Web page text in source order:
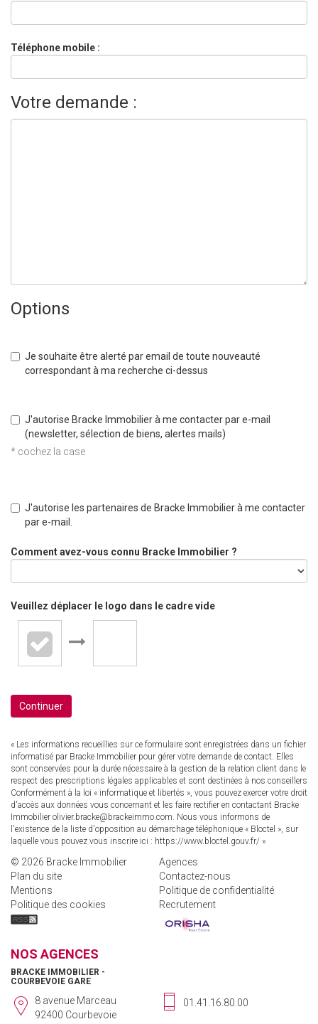
Téléphone mobile :
Votre demande :
Options
Je souhaite être alerté par email de toute nouveauté
correspondant à ma recherche ci-dessus
J'autorise Bracke Immobilier à me contacter par e-mail
(newsletter, sélection de biens, alertes mails)
* cochez la case
J'autorise les partenaires de Bracke Immobilier à me contacter
par e-mail.
Comment avez-vous connu Bracke Immobilier ?
Veuillez déplacer le logo dans le cadre vide
Continuer
« Les informations recueillies sur ce formulaire sont enregistrées dans un fichier
informatisé par Bracke Immobilier pour gérer votre demande de contact. Elles
sont conservées pour la durée nécessaire à la gestion de la relation client dans le
respect des prescriptions légales applicables et sont destinées à nos conseillers
Conformément à la loi « informatique et libertés », vous pouvez exercer votre droit
d'accès aux données vous concernant et les faire rectifier en contactant Bracke
Immobilier olivier.bracke@brackeimmo.com. Nous vous informons de
l'existence de la liste d'opposition au démarchage téléphonique « Bloctel », sur
laquelle vous pouvez vous inscrire ici : https://www.bloctel.gouv.fr/ »
© 2026 Bracke Immobilier
Agences
Plan du site
Contactez-nous
Mentions
Politique de confidentialité
Politique des cookies
Recrutement
NOS AGENCES
BRACKE IMMOBILIER -
COURBEVOIE GARE
8 avenue Marceau
92400 Courbevoie
01.41.16.80.00